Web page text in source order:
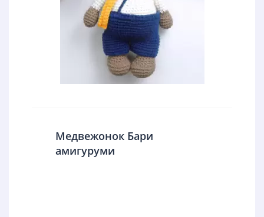
Медвежонок Бари
амигуруми